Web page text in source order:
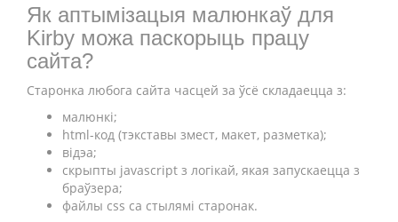
Як аптымізацыя малюнкаў для
Kirby можа паскорыць працу
сайта?
Старонка любога сайта часцей за ўсё складаецца з:
малюнкі;
html-код (тэкставы змест, макет, разметка);
відэа;
скрыпты javascript з логікай, якая запускаецца з
браўзера;
файлы css са стылямі старонак.